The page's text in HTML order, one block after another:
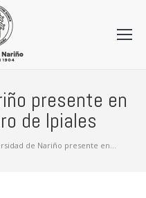
presente en
de Ipiales
de Nariño presente en…